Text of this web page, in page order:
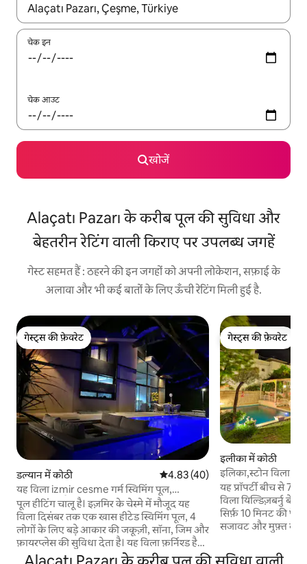
नतीजों के उपलब्ध होने पर, अप और डाउन 'ऐरो की' का इस्तेमाल करके नेविगेट
चेक इन
चेक आउट
खोजें
Alaçatı Pazarı के करीब पूल की सुविधा और
बेहतरीन रेटिंग वाली किराए पर उपलब्ध जगहें
गेस्ट सहमत हैं : ठहरने की इन जगहों को अपनी लोकेशन, सफ़ाई के
अलावा और भी कई बातों के लिए ऊँची रेटिंग मिली हुई है.
गेस्ट्स की फ़ेवरेट
गेस्ट्स की फ़ेवरेट
डल्यान में कोठी औसत रेटिंग 5 में से 4.83, 40 समीक्षाएँ
4.83 (40)
यह विला izmir cesme गर्म स्विमिंग पूल,
जकूज़ी,जिम है
पूल हीटिंग चालू है। इज़मिर के चेस्मे में मौजूद यह
विला दिसंबर तक एक खास हीटेड स्विमिंग पूल, 4
लोगों के लिए बड़े आकार की जकूज़ी, सॉना, जिम और
फ़ायरप्लेस की सुविधा देता है। यह विला फ़र्निश्ड है
और इसमें 900 वर्ग मीटर का बगीचा, 5 बेडरूम और 7
गेस्ट्स की फ़ेवरेट
गेस्ट्स की फ़ेवरेट
इलीका में कोठी
इलिका,स्टोन
करीब।
यह प्रॉपर्टी बीच से 7
विला यिल्डिज़बर्नु बे
सिर्फ़ 10 मिनट की
सजावट और मुफ़्त वाई-
किए जाने वाले कमरे